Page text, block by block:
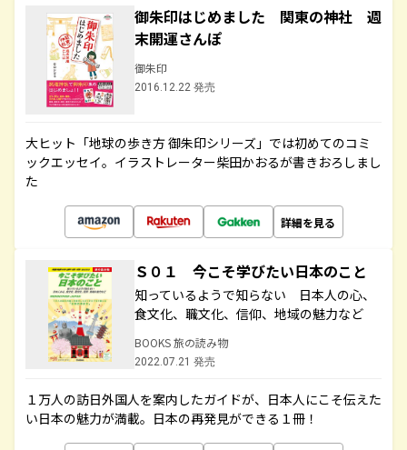
御朱印はじめました 関東の神社 週
末開運さんぽ
御朱印
2016.12.22 発売
大ヒット「地球の歩き方 御朱印シリーズ」では初めてのコミ
ックエッセイ。イラストレーター柴田かおるが書きおろしまし
た
詳細を見る
Ｓ０１ 今こそ学びたい日本のこと
知っているようで知らない 日本人の心、
食文化、職文化、信仰、地域の魅力など
BOOKS 旅の読み物
2022.07.21 発売
１万人の訪日外国人を案内したガイドが、日本人にこそ伝えた
い日本の魅力が満載。日本の再発見ができる１冊！